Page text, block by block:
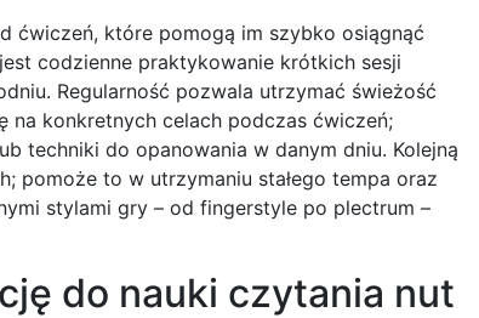
ćwiczeń, które pomogą im szybko osiągnąć
codzienne praktykowanie krótkich sesji
Regularność pozwala utrzymać świeżość
na konkretnych celach podczas ćwiczeń;
techniki do opanowania w danym dniu. Kolejną
pomoże to w utrzymaniu stałego tempa oraz
stylami gry – od fingerstyle po plectrum –
do nauki czytania nut